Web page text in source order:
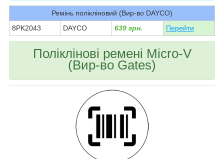
Ремінь полікліновий (Вир-во DAYCO)
8PK2043
DAYCO 639 грн. Перейти
Поліклінові ремені Micro-V
(Вир-во Gates)